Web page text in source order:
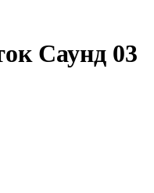
Саунд 03